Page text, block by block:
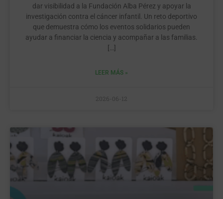
dar visibilidad a la Fundación Alba Pérez y apoyar la
investigación contra el cáncer infantil. Un reto deportivo
que demuestra cómo los eventos solidarios pueden
ayudar a financiar la ciencia y acompañar a las familias.
[…]
LEER MÁS »
2026-06-12